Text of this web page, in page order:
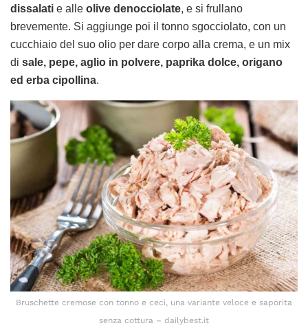
dissalati e alle olive denocciolate, e si frullano
brevemente. Si aggiunge poi il tonno sgocciolato, con un
cucchiaio del suo olio per dare corpo alla crema, e un mix
di sale, pepe, aglio in polvere, paprika dolce, origano
ed erba cipollina.
Bruschette cremose con tonno e ceci, una variante veloce e saporita
senza cottura – dailybest.it